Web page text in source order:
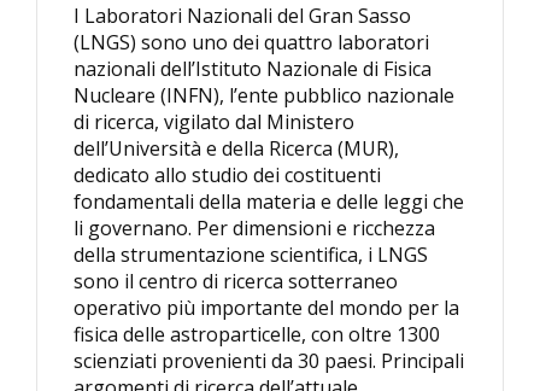
I Laboratori Nazionali del Gran Sasso
(LNGS) sono uno dei quattro laboratori
nazionali dell’Istituto Nazionale di Fisica
Nucleare (INFN), l’ente pubblico nazionale
di ricerca, vigilato dal Ministero
dell’Università e della Ricerca (MUR),
dedicato allo studio dei costituenti
fondamentali della materia e delle leggi che
li governano. Per dimensioni e ricchezza
della strumentazione scientifica, i LNGS
sono il centro di ricerca sotterraneo
operativo più importante del mondo per la
fisica delle astroparticelle, con oltre 1300
scienziati provenienti da 30 paesi. Principali